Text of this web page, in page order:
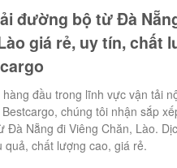
đường bộ từ Đà
giá rẻ, uy tín, chất
hàng đầu trong lĩnh vực vận tải
chúng tôi nhận sắp
Đà Nẵng đi Viêng Chăn, Lào.
quả, chất lượng cao, giá rẻ.